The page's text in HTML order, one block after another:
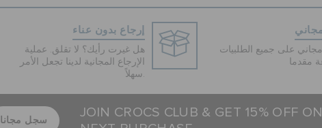
على جميع الطلبيات
مقدما
إرجاع بدون عناء
هل غيرت رأيك؟ لا تقلق. عملية
الإرجاع المجانية لدينا تجعل الأمر
سهلاً.
JOIN CROCS CLUB & GET 15% OFF
سجل مجانا